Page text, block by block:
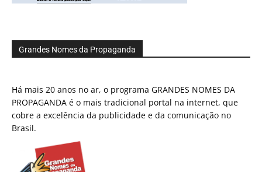
Grandes Nomes da Propaganda
Há mais 20 anos no ar, o programa GRANDES NOMES DA
PROPAGANDA é o mais tradicional portal na internet, que
cobre a excelência da publicidade e da comunicação no
Brasil.